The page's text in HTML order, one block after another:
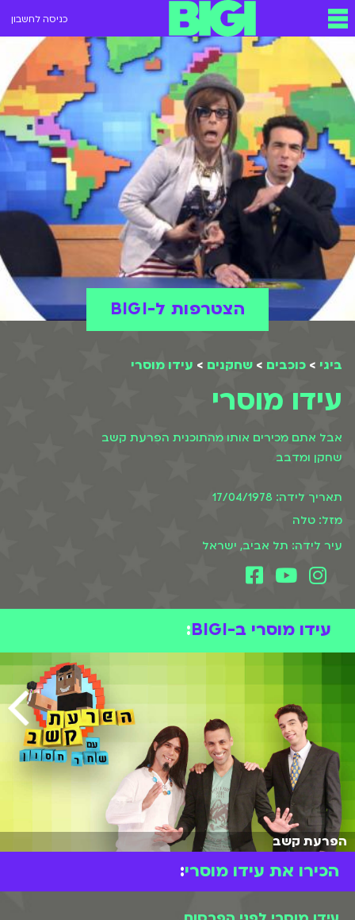
כניסה לחשבון
ביגי > כוכבים > שחקנים > עידו מוסרי
עידו מוסרי
אבל אתם מכירים אותו מהתוכנית הפרעת קשב
שחקן ומדבב
תאריך לידה: 17/04/1978
מזל: טלה
עיר לידה: תל אביב, ישראל
הצטרפות ל-BIGI
עידו מוסרי ב-BIGI :
הפרעת קשב
הכירו את עידו מוסרי: